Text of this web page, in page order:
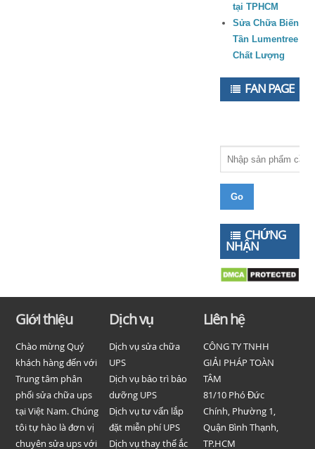
tại TPHCM
Sửa Chữa Biến
Tần Lumentree
Chất Lượng
FAN PAGE
CHỨNG
NHẬN
Giới thiệu
Chào mừng Quý
khách hàng đến với
Trung tâm phân
phối sửa chữa ups
tại Việt Nam. Chúng
tôi tự hào là đơn vị
chuyên sửa ups với
Dịch vụ
Dịch vụ sửa chữa
UPS
Dịch vụ bảo trì bảo
dưỡng UPS
Dịch vụ tư vấn lắp
đặt miễn phí UPS
Dịch vụ thay thế ắc
Liên hệ
CÔNG TY TNHH
GIẢI PHÁP TOÀN
TÂM
81/10 Phó Đức
Chính, Phường 1,
Quận Bình Thạnh,
TP.HCM